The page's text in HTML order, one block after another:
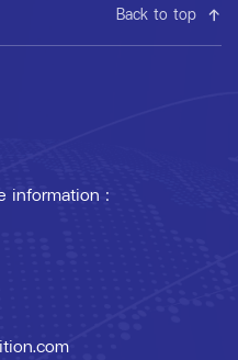
Back to top
information :